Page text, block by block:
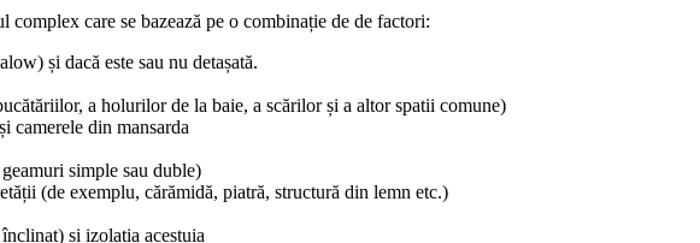
care se bazează pe o combinație de de factori:
și dacă este sau nu detașată.
a holurilor de la baie, a scărilor și a altor spatii comune)
camerele din mansarda
simple sau duble)
(de exemplu, cărămidă, piatră, structură din lemn etc.)
și izolația acestuia